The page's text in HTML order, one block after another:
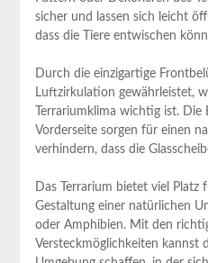
sicher und lassen sich leicht
dass die Tiere entwischen
Durch die einzigartige
Luftzirkulation gewährleistet,
Terrariumklima wichtig ist.
Vorderseite sorgen für einen
⁢verhindern, dass die
Das Terrarium bietet⁤ viel Platz
Gestaltung‌ einer natürlichen⁤
oder⁣ Amphibien. ⁢Mit den
Versteckmöglichkeiten kannst